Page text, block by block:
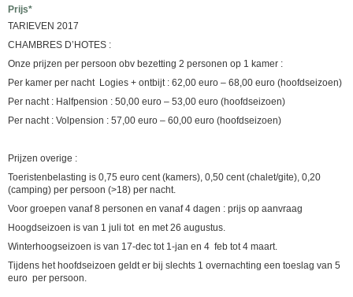
Prijs*
TARIEVEN 2017
CHAMBRES D’HOTES :
Onze prijzen per persoon obv bezetting 2 personen op 1 kamer :
Per kamer per nacht Logies + ontbijt : 62,00 euro – 68,00 euro (hoofdseizoen)
Per nacht : Halfpension : 50,00 euro – 53,00 euro (hoofdseizoen)
Per nacht : Volpension : 57,00 euro – 60,00 euro (hoofdseizoen)
Prijzen overige :
Toeristenbelasting is 0,75 euro cent (kamers), 0,50 cent (chalet/gite), 0,20
(camping) per persoon (>18) per nacht.
Voor groepen vanaf 8 personen en vanaf 4 dagen : prijs op aanvraag
Hoogdseizoen is van 1 juli tot en met 26 augustus.
Winterhoogseizoen is van 17-dec tot 1-jan en 4 feb tot 4 maart.
Tijdens het hoofdseizoen geldt er bij slechts 1 overnachting een toeslag van 5
euro per persoon.